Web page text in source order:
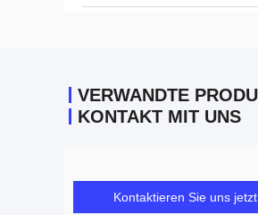
KONTAKT MIT UNS
Kontaktieren Sie uns jetzt